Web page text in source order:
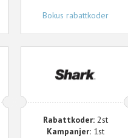
Bokus rabattkoder
Rabattkoder:2st
Kampanjer:1st